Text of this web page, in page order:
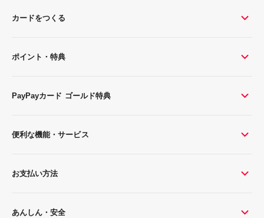
カードをつくる
ポイント・特典
PayPayカード ゴールド特典
便利な機能・サービス
お支払い方法
あんしん・安全